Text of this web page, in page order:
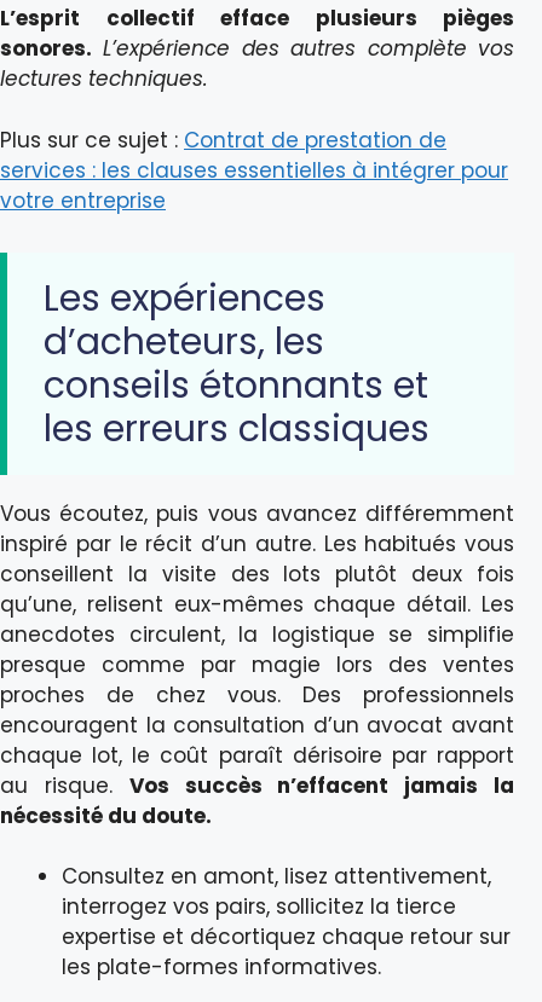
L’esprit collectif efface plusieurs pièges
sonores. L’expérience des autres complète vos
lectures techniques.
Plus sur ce sujet : Contrat de prestation de
services : les clauses essentielles à intégrer pour
votre entreprise
Les expériences
d’acheteurs, les
conseils étonnants et
les erreurs classiques
Vous écoutez, puis vous avancez différemment
inspiré par le récit d’un autre. Les habitués vous
conseillent la visite des lots plutôt deux fois
qu’une, relisent eux-mêmes chaque détail. Les
anecdotes circulent, la logistique se simplifie
presque comme par magie lors des ventes
proches de chez vous. Des professionnels
encouragent la consultation d’un avocat avant
chaque lot, le coût paraît dérisoire par rapport
au risque. Vos succès n’effacent jamais la
nécessité du doute.
Consultez en amont, lisez attentivement,
interrogez vos pairs, sollicitez la tierce
expertise et décortiquez chaque retour sur
les plate-formes informatives.